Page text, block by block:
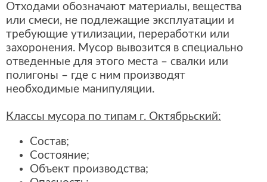
Отходами обозначают материалы, вещества
или смеси, не подлежащие эксплуатации и
требующие утилизации, переработки или
захоронения. Мусор вывозится в специально
отведенные для этого места – свалки или
полигоны – где с ним производят
необходимые манипуляции.
Классы мусора по типам г. Октябрьский:
Состав;
Состояние;
Объект производства;